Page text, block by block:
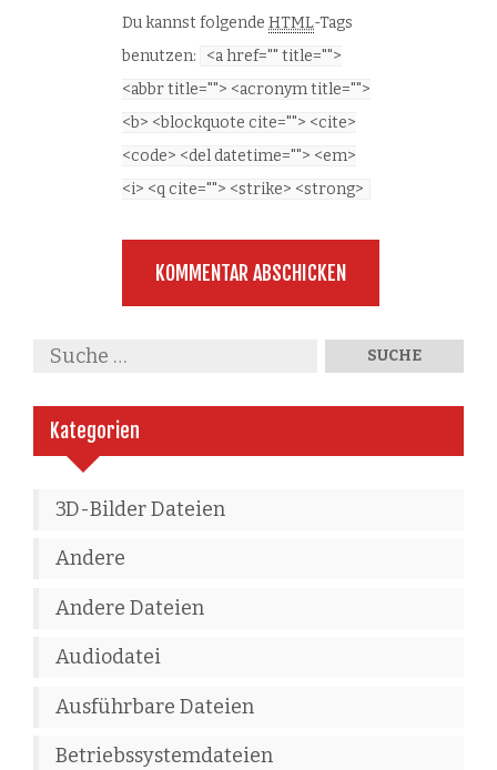
Du kannst folgende HTML-Tags
benutzen:
<a href="" title="">
<abbr title=""> <acronym title="">
<b> <blockquote cite=""> <cite>
<code> <del datetime=""> <em>
<i> <q cite=""> <strike> <strong>
Kategorien
3D-Bilder Dateien
Andere
Andere Dateien
Audiodatei
Ausführbare Dateien
Betriebssystemdateien